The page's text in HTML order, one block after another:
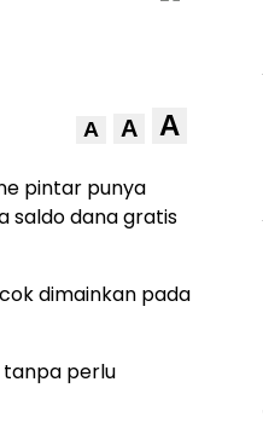
A A A
pintar punya
saldo dana gratis
dimainkan pada
perlu